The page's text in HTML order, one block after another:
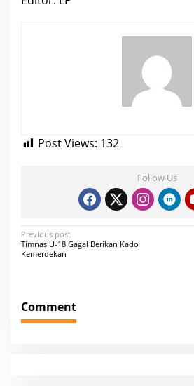
Post Views: 132
Follow Us
P
o
t
n
Previous post
Timnas U-18 Gagal Berikan Kado
Kemerdekan
Comment